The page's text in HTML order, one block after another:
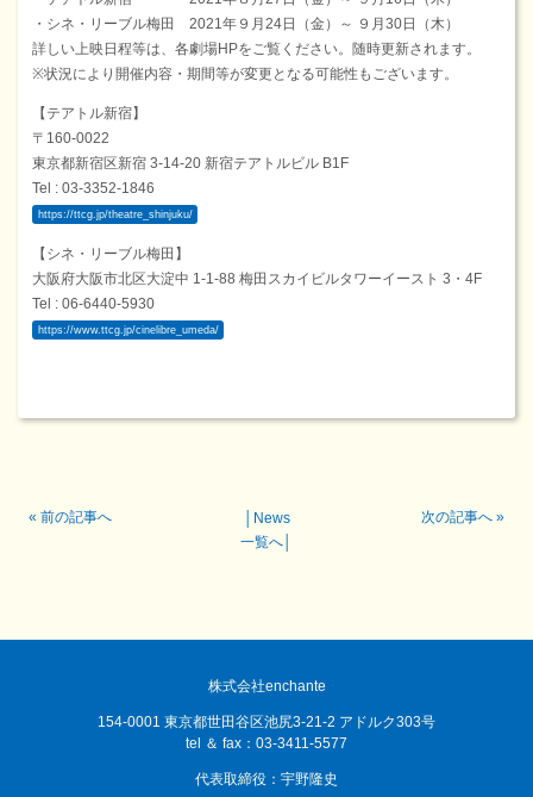
・シネ・リーブル梅田 2021年９月24日（金）～ ９月30日（木）
詳しい上映日程等は、各劇場HPをご覧ください。随時更新されます。
※状況により開催内容・期間等が変更となる可能性もございます。
【テアトル新宿】
〒160-0022
東京都新宿区新宿 3-14-20 新宿テアトルビル B1F
Tel : 03-3352-1846
https://ttcg.jp/theatre_shinjuku/
【シネ・リーブル梅田】
大阪府大阪市北区大淀中 1-1-88 梅田スカイビルタワーイースト 3・4F
Tel : 06-6440-5930
https://www.ttcg.jp/cinelibre_umeda/
« 前の記事へ
News
一覧へ
次の記事へ »
株式会社enchante
154-0001 東京都世田谷区池尻3-21-2 アドルク303号
tel ＆ fax：03-3411-5577
代表取締役：宇野隆史